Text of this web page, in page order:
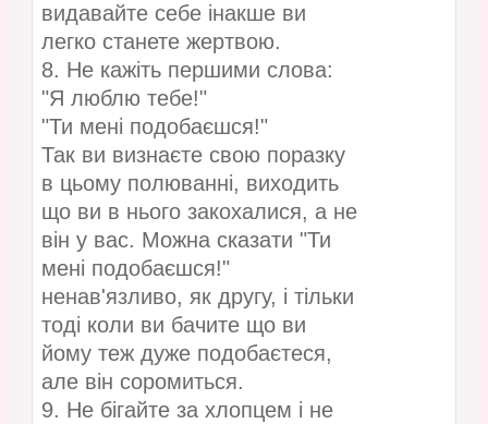
видавайте себе інакше ви
легко станете жертвою.
8. Не кажіть першими слова:
"Я люблю тебе!"
"Ти мені подобаєшся!"
Так ви визнаєте свою поразку
в цьому полюванні, виходить
що ви в нього закохалися, а не
він у вас. Можна сказати "Ти
мені подобаєшся!"
ненав'язливо, як другу, і тільки
тоді коли ви бачите що ви
йому теж дуже подобаєтеся,
але він соромиться.
9. Не бігайте за хлопцем і не